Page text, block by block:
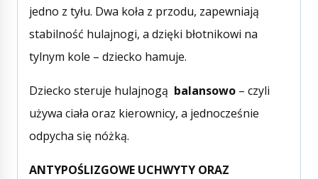
jedno z tyłu. Dwa koła z przodu, zapewniają
stabilność hulajnogi, a dzięki błotnikowi na
tylnym kole – dziecko hamuje.
Dziecko steruje hulajnogą balansowo – czyli
używa ciała oraz kierownicy, a jednocześnie
odpycha się nóżką.
ANTYPOŚLIZGOWE UCHWYTY ORAZ